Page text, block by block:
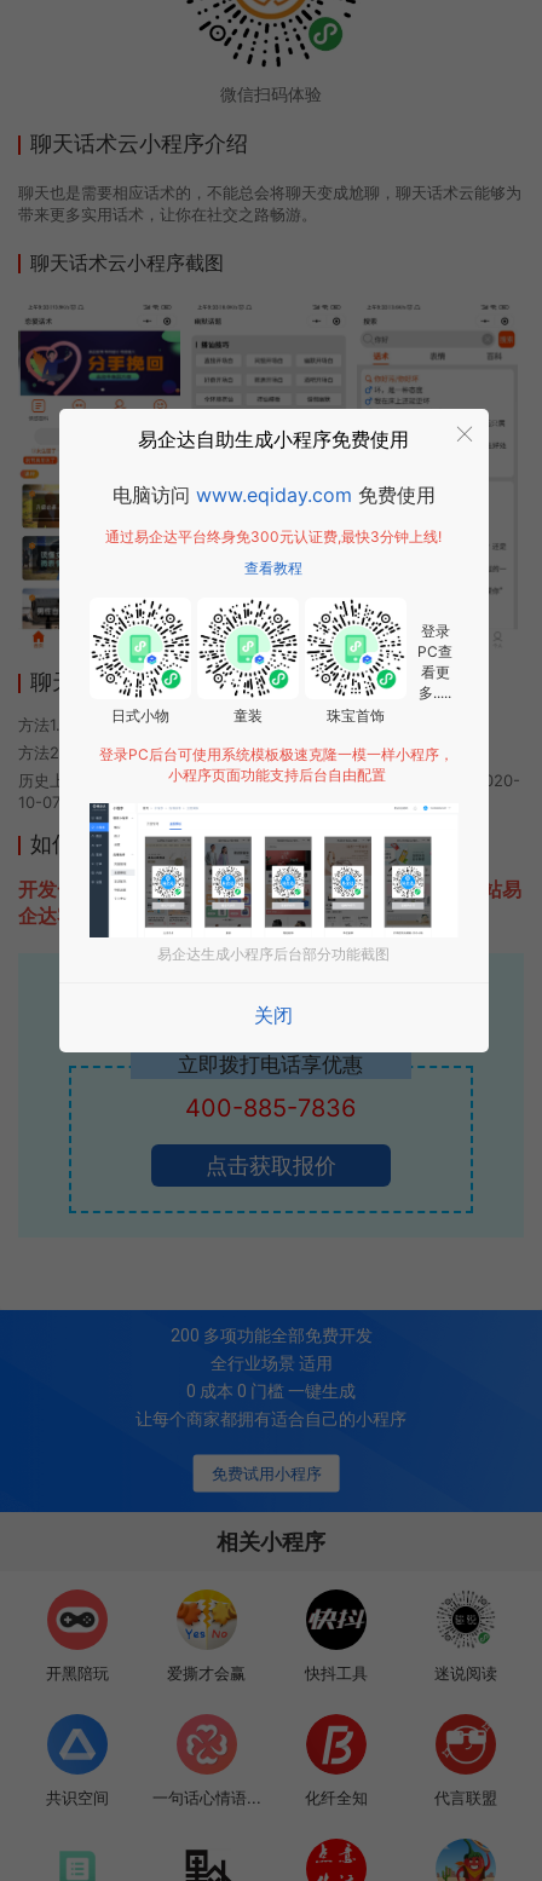
微信扫码体验
聊天话术云小程序介绍
聊天也是需要相应话术的，不能总会将聊天变成尬聊，聊天话术云能够为
带来更多实用话术，让你在社交之路畅游。
聊天话术云小程序截图
聊天话术云小程序使用方法
方法1. 使用微信扫描本页面上方二维码进入聊天话术云的小程序
方法2. 在微信中搜索“聊天话术云”即可进入小程序
历史上的今时小程序由聊天话术云团队开发，易企达小程序商店于2020-
10-07 00:51发布
如何开发类似聊天话术云的小程序
开发一款类似聊天话术云的小程序不难，只需要咨询本站易
企达客服即可为您定制开发，免费提供报价。
专业小程序、公众号H5 APP等软件开发
立即拨打电话享优惠
400-885-7836
点击获取报价
免费试用小程序
200 多项功能全部免费开发
全行业场景 适用
0 成本 0 门槛 一键生成
让每个商家都拥有适合自己的小程序
相关小程序
开黑陪玩 爱撕才会赢 快抖工具 迷说阅读
共识空间 一句话心情语... 化纤全知 代言联盟
易企达自助生成小程序免费使用
电脑访问 www.eqiday.com 免费使用
通过易企达平台终身免300元认证费,最快3分钟上线!
查看教程
日式小物 童装 珠宝首饰
登录
PC查
看更
多.....
登录PC后台可使用系统模板极速克隆一模一样小程序，
小程序页面功能支持后台自由配置
易企达生成小程序后台部分功能截图
关闭